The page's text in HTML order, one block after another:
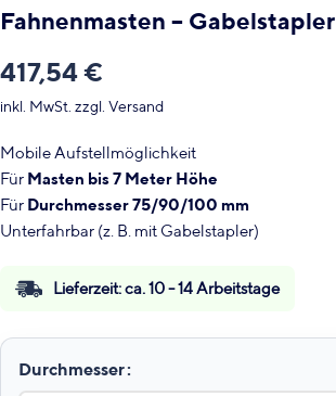
Fahnenmasten – Gabelstapler
417,54€
inkl. MwSt. zzgl. Versand
Mobile Aufstellmöglichkeit
Für Masten bis 7 Meter Höhe
Für Durchmesser 75/90/100 mm
Unterfahrbar (z. B. mit Gabelstapler)
Lieferzeit:ca. 10 - 14 Arbeitstage
Durchmesser